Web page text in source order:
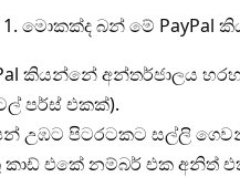
මොකක්ද බන් මේ PayPal
කියන්නේ අන්තර්ජාලය
පර්ස් එකක්).
උඹට පිටරටකට සල්ලි
කාඩ් එකේ නම්බර් එක අනිත්